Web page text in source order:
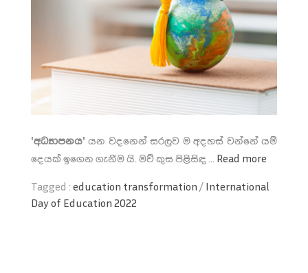
'අධ්‍යාපනය' යන වදනෙන් සරලව ම අදහස් වන්නේ යම්
දෙයක් ඉගෙන ගැනීම යි. මව් කුස පිළිසිඳ ... Read more
Tagged : education transformation / International
Day of Education 2022